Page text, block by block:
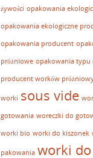
żywości opakowania
opakowania ekologiczne
opakowania producent
próżniowe opakowania typu
producent worków
worki sous vide
gotowania woreczki do
worki bio worki do kiszonek
pakowania worki do